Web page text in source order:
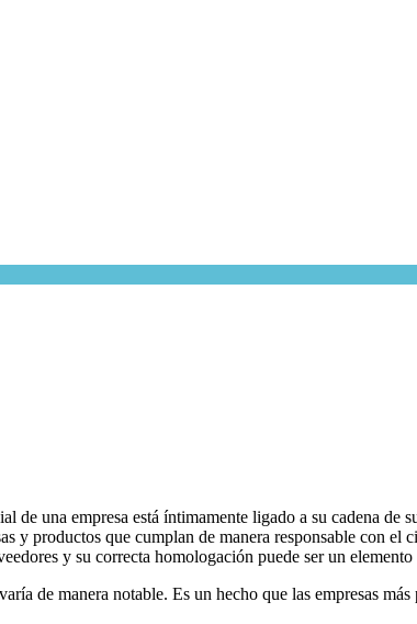
una empresa está íntimamente ligado a su cadena de
y productos que cumplan de manera responsable con
y su correcta homologación puede ser un
de manera notable. Es un hecho que las empresas